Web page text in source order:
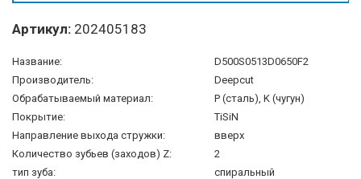
Артикул: 202405183
Название:
D500S0513D0650F2
Производитель:
Deepcut
Обрабатываемый материал:
P (сталь), K (чугун)
Покрытие:
TiSiN
Направление выхода стружки:
вверх
Количество зубьев (заходов) Z:
2
тип зуба:
спиральный